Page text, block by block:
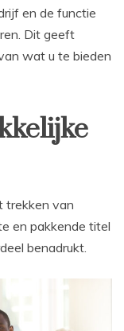
en de functie
Dit geeft
wat u te bieden
trekken van
en pakkende titel
benadrukt.